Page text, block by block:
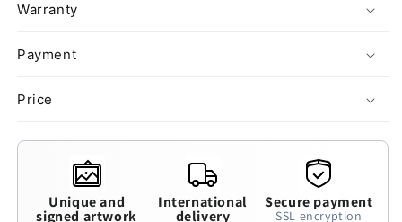
Warranty
Payment
Price
Unique and
signed artwork
International
delivery
Secure payment
SSL encryption